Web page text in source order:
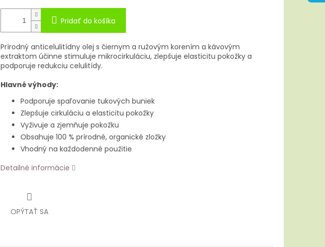
Pridať do košíka
Prírodný anticelulitídny olej s čiernym a ružovým korením a kávovým
extraktom účinne stimuluje mikrocirkuláciu, zlepšuje elasticitu pokožky a
podporuje redukciu celulitídy.
Hlavné výhody:
Podporuje spaľovanie tukových buniek
Zlepšuje cirkuláciu a elasticitu pokožky
Vyživuje a zjemňuje pokožku
Obsahuje 100 % prírodné, organické zložky
Vhodný na každodenné použitie
Detailné informácie
OPÝTAŤ SA